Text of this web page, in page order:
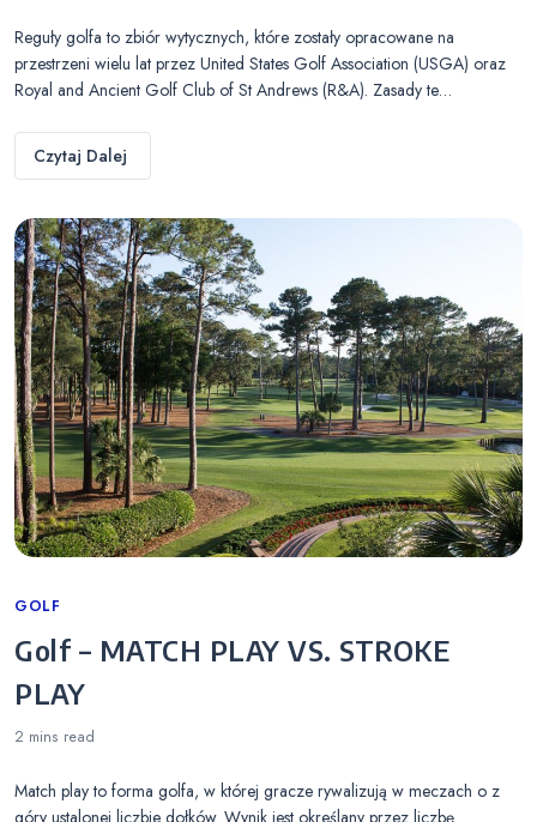
Reguły golfa to zbiór wytycznych, które zostały opracowane na
przestrzeni wielu lat przez United States Golf Association (USGA) oraz
Royal and Ancient Golf Club of St Andrews (R&A). Zasady te…
Czytaj Dalej
Categories
GOLF
Golf – MATCH PLAY VS. STROKE
PLAY
2 mins read
Match play to forma golfa, w której gracze rywalizują w meczach o z
góry ustalonej liczbie dołków. Wynik jest określany przez liczbę